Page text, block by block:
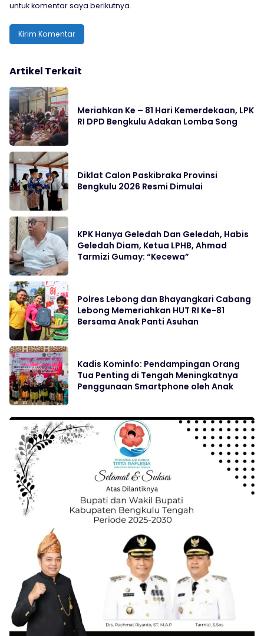
untuk komentar saya berikutnya.
Artikel Terkait
Meriahkan Ke – 81 Hari Kemerdekaan, LPK
RI DPD Bengkulu Adakan Lomba Song
Diklat Calon Paskibraka Provinsi
Bengkulu 2026 Resmi Dimulai
KPK Hanya Geledah Dan Geledah, Habis
Geledah Diam, Ketua LPHB, Ahmad
Tarmizi Gumay: “Kecewa”
Polres Lebong dan Bhayangkari Cabang
Lebong Memeriahkan HUT RI Ke-81
Bersama Anak Panti Asuhan
Kadis Kominfo: Pendampingan Orang
Tua Penting di Tengah Meningkatnya
Penggunaan Smartphone oleh Anak